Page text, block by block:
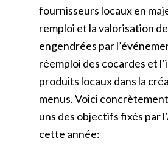
fournisseurs locaux en
remploi et la valorisation
engendrées par
réemploi des cocardes et
produits locaux dans la
menus. Voici
uns des objectifs fixés par
cette année: